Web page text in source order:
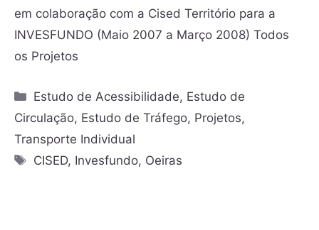
em colaboração com a Cised Território para a
INVESFUNDO (Maio 2007 a Março 2008) Todos
os Projetos
Estudo de Acessibilidade, Estudo de
Circulação, Estudo de Tráfego, Projetos,
Transporte Individual
CISED, Invesfundo, Oeiras